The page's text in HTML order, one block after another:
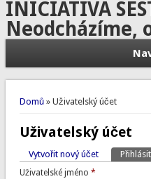
INICIATIVA
Neodcházíme,
Jste zde
Domů» Uživatelský účet
Uživatelský účet
Hlavní záložky
Vytvořit nový účet
Uživatelské jméno *